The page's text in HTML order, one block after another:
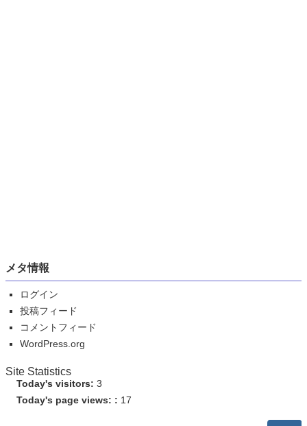
メタ情報
ログイン
投稿フィード
コメントフィード
WordPress.org
Site Statistics
Today's visitors: 3
Today's page views: : 17